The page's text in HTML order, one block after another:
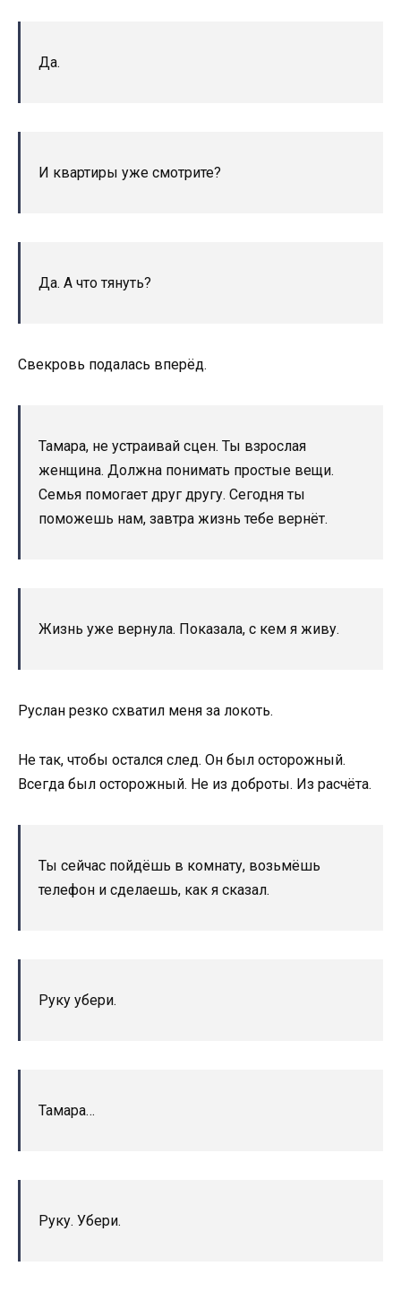
Да.
И квартиры уже смотрите?
Да. А что тянуть?
Свекровь подалась вперёд.
Тамара, не устраивай сцен. Ты взрослая
женщина. Должна понимать простые вещи.
Семья помогает друг другу. Сегодня ты
поможешь нам, завтра жизнь тебе вернёт.
Жизнь уже вернула. Показала, с кем я живу.
Руслан резко схватил меня за локоть.
Не так, чтобы остался след. Он был осторожный.
Всегда был осторожный. Не из доброты. Из расчёта.
Ты сейчас пойдёшь в комнату, возьмёшь
телефон и сделаешь, как я сказал.
Руку убери.
Тамара…
Руку. Убери.